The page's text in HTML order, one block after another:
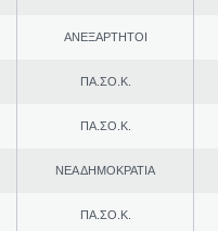
ΑΝΕΞΑΡΤΗΤΟΙ
ΠΑ.ΣΟ.Κ.
ΠΑ.ΣΟ.Κ.
ΝΕΑ ΔΗΜΟΚΡΑΤΙΑ
ΠΑ.ΣΟ.Κ.